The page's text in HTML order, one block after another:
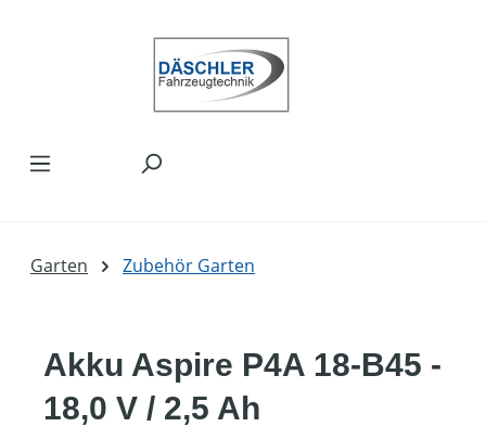
Garten Zubehör Garten
Akku Aspire P4A 18-B45 -
18,0 V / 2,5 Ah